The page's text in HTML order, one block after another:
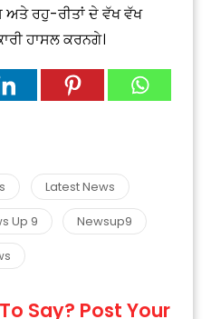
ਅਤੇ ਰਹੁ-ਰੀਤਾਂ ਦੇ ਵੱਖ ਵੱਖ
ਹਾਸਲ ਕਰਨਗੇ।
Latest News
Up 9
Newsup9
Say? Post Your